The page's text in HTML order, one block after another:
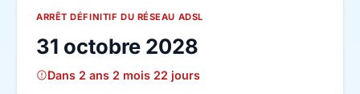
ARRÊT DÉFINITIF DU RÉSEAU ADSL
31 octobre 2028
Dans 2 ans 2 mois 22 jours